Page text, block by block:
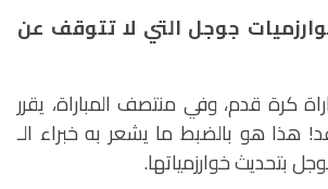
جوجل التي لا تتوقف عن
كرة قدم، وفي منتصف المباراة، يقرر
هذا هو بالضبط ما يشعر به خبراء الـ
بتحديث خوارزمياتها.